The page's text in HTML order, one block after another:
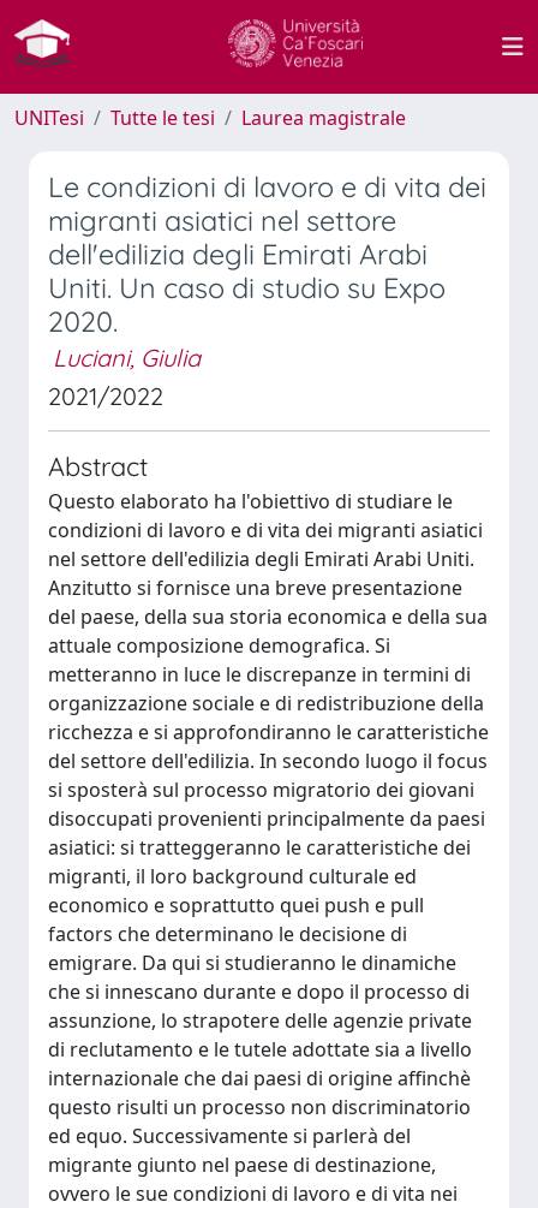
UNITesi Tutte le tesi Laurea magistrale
Le condizioni di lavoro e di vita dei
migranti asiatici nel settore
dell'edilizia degli Emirati Arabi
Uniti. Un caso di studio su Expo
2020.
Luciani, Giulia
2021/2022
Abstract
Questo elaborato ha l'obiettivo di studiare le
condizioni di lavoro e di vita dei migranti asiatici
nel settore dell'edilizia degli Emirati Arabi Uniti.
Anzitutto si fornisce una breve presentazione
del paese, della sua storia economica e della sua
attuale composizione demografica. Si
metteranno in luce le discrepanze in termini di
organizzazione sociale e di redistribuzione della
ricchezza e si approfondiranno le caratteristiche
del settore dell'edilizia. In secondo luogo il focus
si sposterà sul processo migratorio dei giovani
disoccupati provenienti principalmente da paesi
asiatici: si tratteggeranno le caratteristiche dei
migranti, il loro background culturale ed
economico e soprattutto quei push e pull
factors che determinano le decisione di
emigrare. Da qui si studieranno le dinamiche
che si innescano durante e dopo il processo di
assunzione, lo strapotere delle agenzie private
di reclutamento e le tutele adottate sia a livello
internazionale che dai paesi di origine affinchè
questo risulti un processo non discriminatorio
ed equo. Successivamente si parlerà del
migrante giunto nel paese di destinazione,
ovvero le sue condizioni di lavoro e di vita nei